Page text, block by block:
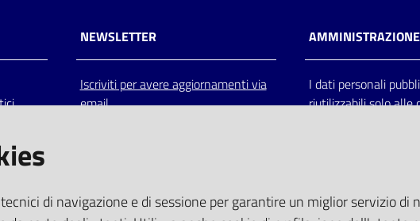
fax
NEWSLETTER
Iscriviti per avere aggiornamenti via
email
I dati personali
riutilizzabili solo alle
di navigazione e di sessione per garantire un miglior servizio